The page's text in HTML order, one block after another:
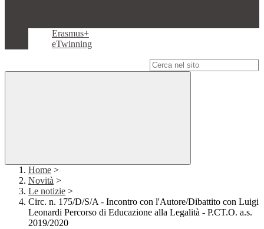
Erasmus+
eTwinning
Home >
Novità >
Le notizie >
Circ. n. 175/D/S/A - Incontro con l'Autore/Dibattito con Luigi
Leonardi Percorso di Educazione alla Legalità - P.CT.O. a.s.
2019/2020